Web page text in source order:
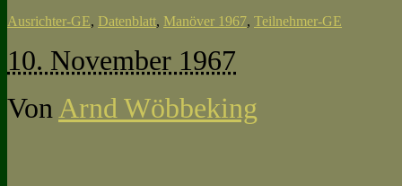
Ausrichter-GE, Datenblatt, Manöver 1967, Teilnehmer-GE
10. November 1967
Von Arnd Wöbbeking